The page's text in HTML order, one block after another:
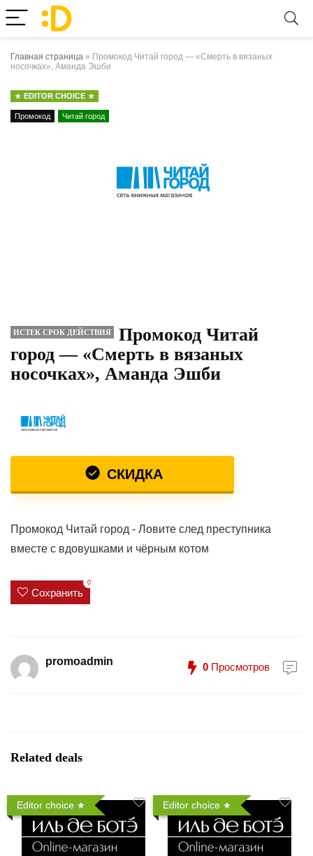
Главная страница » Промокод Читай город — «Смерть в вязаных
носочках», Аманда Эшби
EDITOR CHOICE
Промокод Читай город
ИСТЕК СРОК ДЕЙСТВИЯ
Промокод Читай
город — «Смерть в вязаных
носочках», Аманда Эшби
СКИДКА
Промокод Читай город - Ловите след преступника
вместе с вдовушками и чёрным котом
Сохранить
0
promoadmin 0 Просмотров
Related deals
Editor choice Editor choice